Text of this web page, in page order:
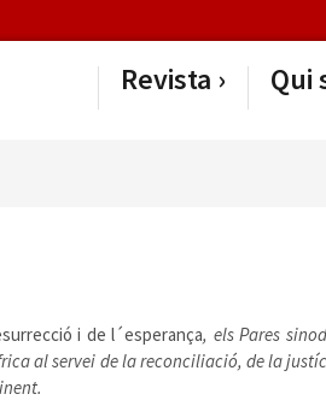
Revista Qui
i de l´esperança, els Pares
al servei de la reconciliació, de la